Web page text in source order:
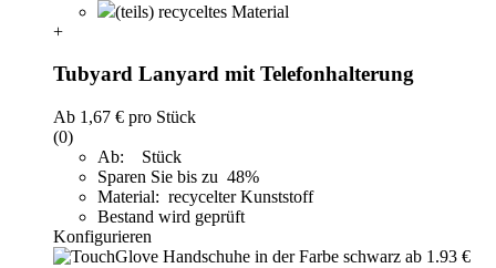
(teils) recyceltes Material
+
Tubyard Lanyard mit Telefonhalterung
Ab 1,67 € pro Stück
(0)
Ab: Stück
Sparen Sie bis zu 48%
Material: recycelter Kunststoff
Bestand wird geprüft
Konfigurieren